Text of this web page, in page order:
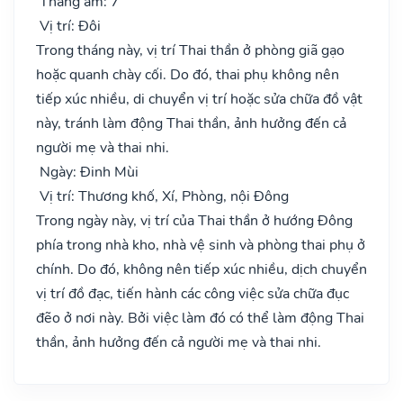
Vị trí: Đôi
Trong tháng này, vị trí Thai thần ở phòng giã gạo
hoặc quanh chày cối. Do đó, thai phụ không nên
tiếp xúc nhiều, di chuyển vị trí hoặc sửa chữa đồ vật
này, tránh làm động Thai thần, ảnh hưởng đến cả
người mẹ và thai nhi.
Ngày: Đinh Mùi
Vị trí: Thương khố, Xí, Phòng, nội Đông
Trong ngày này, vị trí của Thai thần ở hướng Đông
phía trong nhà kho, nhà vệ sinh và phòng thai phụ ở
chính. Do đó, không nên tiếp xúc nhiều, dịch chuyển
vị trí đồ đạc, tiến hành các công việc sửa chữa đục
đẽo ở nơi này. Bởi việc làm đó có thể làm động Thai
thần, ảnh hưởng đến cả người mẹ và thai nhi.